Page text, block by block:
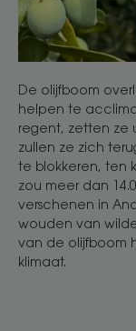
De olijfboom
helpen te
regent, zetten ze
zullen ze zich
te blokkeren, ten
zou meer dan
verschenen in
wouden van
van de olijfboom
klimaat.